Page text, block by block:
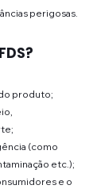
perigosas.
produto;
(como
etc.);
e o